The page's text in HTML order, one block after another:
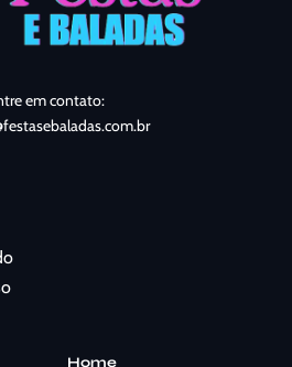
em contato:
Home